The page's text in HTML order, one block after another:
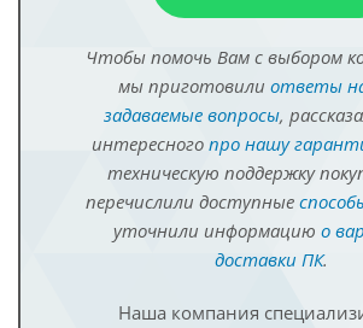
Чтобы помочь Вам с выбором
мы приготовили ответы
задаваемые вопросы,
интересного про нашу
техническую поддержку
перечислили доступные
уточнили информацию о
доставки ПК.
Наша компания